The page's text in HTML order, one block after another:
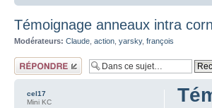
Témoignage anneaux intra
Modérateurs: Claude action yarsky, françois
Répondre
cel17
Mini KC